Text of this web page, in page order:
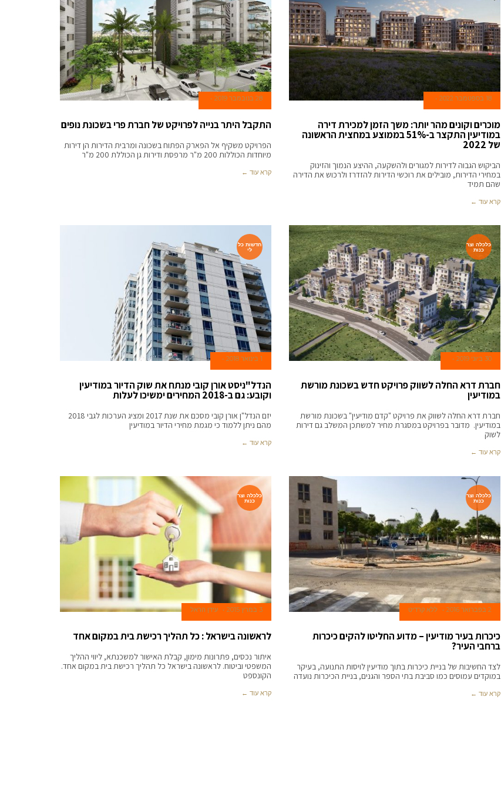
18 בספטמבר 2022
מוכרים וקונים מהר יותר: משך הזמן למכירת דירה
במודיעין התקצר ב-51% בממוצע במחצית הראשונה
של 2022
הביקוש הגבוה לדירות למגורים ולהשקעה, ההיצע הנמוך והזינוק
במחירי הדירות, מובילים את רוכשי הדירות להזדרז ולרכוש את הדירה
שהם תמיד
קרא עוד ←
28 בנובמבר 2019
התקבל היתר בנייה לפרויקט של חברת פרי בשכונת נופים
הפרויקט משקיף אל הפארק הפתוח בשכונה ומרבית הדירות הן דירות
מיוחדות הכוללות 200 מ"ר מרפסת ודירות גן הכוללת 200 מ"ר
קרא עוד ←
כלכלה וצר
כנות
30 ביוני 2019
חברת דרא החלה לשווק פרויקט חדש בשכונת מורשת
במודיעין
חברת דרא החלה לשווק את פרויקט "קדם מודיעין" בשכונת מורשת
במודיעין. מדובר בפרויקט במסגרת מחיר למשתכן המשלב גם דירות
לשוק
קרא עוד ←
חדשות כל
לי
1 בינואר 2018
הנדל"ניסט אורן קובי מנתח את שוק הדיור במודיעין
וקובע: גם ב-2018 המחירים ימשיכו לעלות
יזם הנדל"ן אורן קובי מסכם את שנת 2017 ומציג הערכות לגבי 2018
מהם ניתן ללמוד כי מגמת מחירי הדיור במודיעין
קרא עוד ←
כלכלה וצר
כנות
2 בפברואר 2016 ללא קרדיט
כיכרות בעיר מודיעין – מדוע החליטו להקים כיכרות
ברחבי העיר?
לצד החשיבות של בניית כיכרות בתוך מודיעין לויסות התנועה, בעיקר
במוקדים עמוסים כמו סביבת בתי הספר והגנים, בניית הכיכרות נועדה
קרא עוד ←
כלכלה וצר
כנות
3 במרץ 2015 עידן הראל
לראשונה בישראל : כל תהליך רכישת בית במקום אחד
איתור נכסים, פתרונות מימון, קבלת האישור למשכנתא, ליווי ההליך
המשפטי וביטוח. לראשונה בישראל כל תהליך רכישת בית במקום אחד.
הקונספט
קרא עוד ←